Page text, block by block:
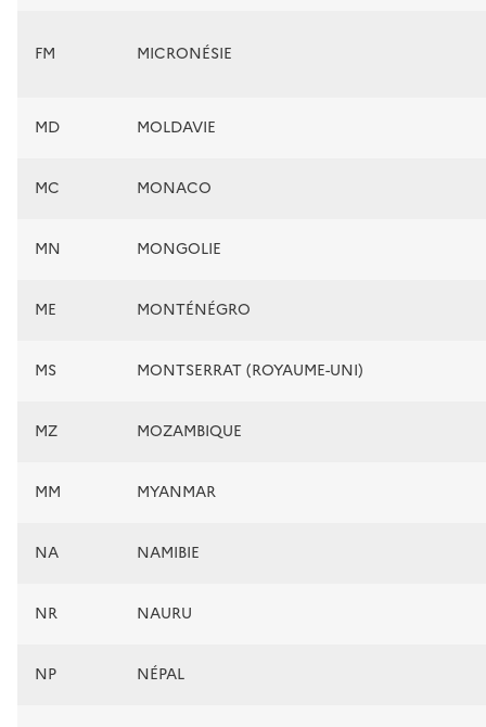
FM MICRONÉSIE
MD MOLDAVIE
MC MONACO
MN MONGOLIE
ME MONTÉNÉGRO
MS MONTSERRAT (ROYAUME-UNI)
MZ MOZAMBIQUE
MM MYANMAR
NA NAMIBIE
NR NAURU
NP NÉPAL